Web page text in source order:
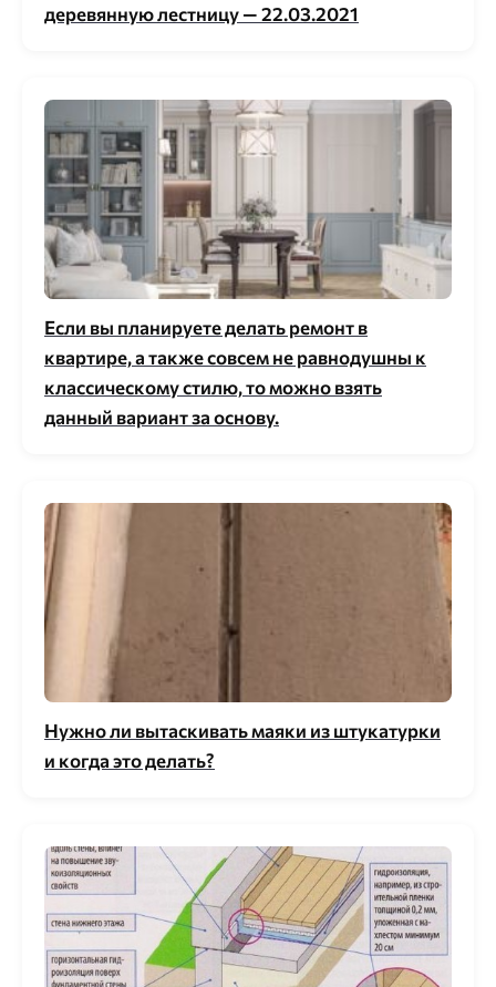
деревянную лестницу — 22.03.2021
Если вы планируете делать ремонт в
квартире, а также совсем не равнодушны к
классическому стилю, то можно взять
данный вариант за основу.
Нужно ли вытаскивать маяки из штукатурки
и когда это делать?